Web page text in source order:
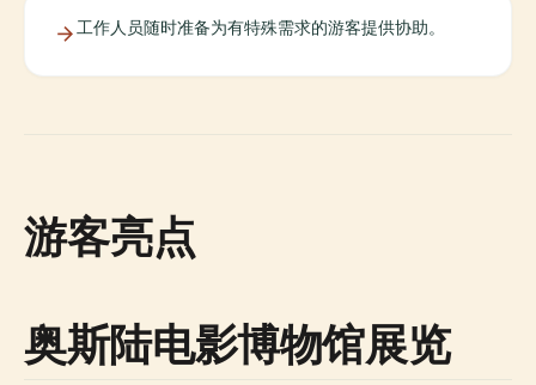
工作人员随时准备为有特殊需求的游客提供协助。
游客亮点
奥斯陆电影博物馆展览